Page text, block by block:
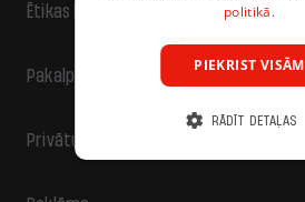
Ētikas kodekss
Pakalpojumu sniegšanas noteikumi
Privātuma politika
politikā.
PIEKRIST VISĀM
RĀDĪT DETAĻAS